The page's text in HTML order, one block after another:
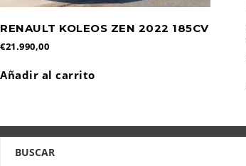
RENAULT KOLEOS ZEN 2022 185CV
€21.990,00
Añadir al carrito